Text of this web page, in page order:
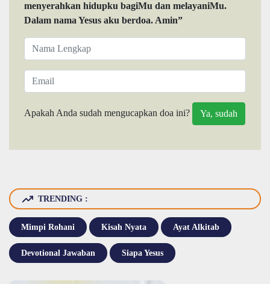
menyerahkan hidupku bagiMu dan melayaniMu.
Dalam nama Yesus aku berdoa. Amin”
Apakah Anda sudah mengucapkan doa ini?
TRENDING :
Mimpi Rohani Kisah Nyata Ayat Alkitab
Devotional Jawaban Siapa Yesus